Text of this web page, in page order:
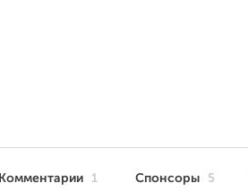
Комментарии 1 Спонсоры 5